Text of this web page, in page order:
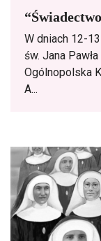
W dniach 12-
św. Jana
Ogólnopolska
A...